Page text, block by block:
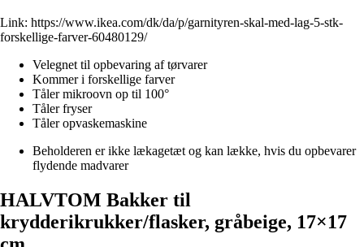
Link: https://www.ikea.com/dk/da/p/garnityren-skal-med-lag-5-stk-
forskellige-farver-60480129/
Velegnet til opbevaring af tørvarer
Kommer i forskellige farver
Tåler mikroovn op til 100°
Tåler fryser
Tåler opvaskemaskine
Beholderen er ikke lækagetæt og kan lække, hvis du opbevarer
flydende madvarer
HALVTOM Bakker til
krydderikrukker/flasker, gråbeige, 17×17